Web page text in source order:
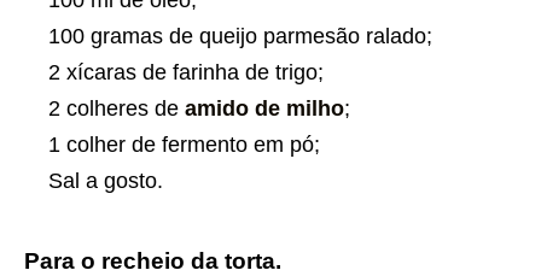
100 gramas de queijo parmesão ralado;
2 xícaras de farinha de trigo;
2 colheres de amido de milho;
1 colher de fermento em pó;
Sal a gosto.
Para o recheio da torta.